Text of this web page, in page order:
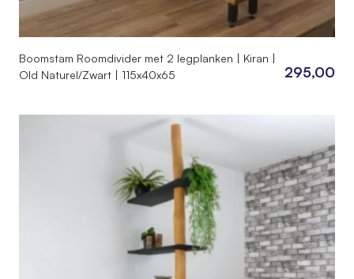
Boomstam Roomdivider met 2 legplanken | Kiran |
Old Naturel/Zwart | 115x40x65
295,00